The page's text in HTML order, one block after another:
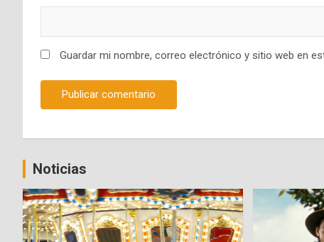
Guardar mi nombre, correo electrónico y sitio web en
Noticias